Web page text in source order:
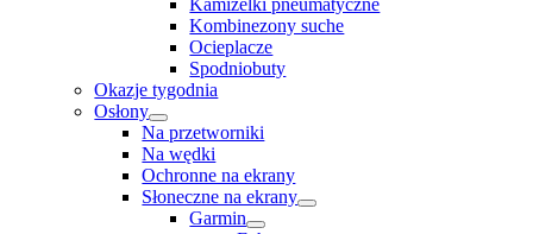
Kamizelki pneumatyczne
Kombinezony suche
Ocieplacze
Spodniobuty
Okazje tygodnia
Osłony
Na przetworniki
Na wędki
Ochronne na ekrany
Słoneczne na ekrany
Garmin